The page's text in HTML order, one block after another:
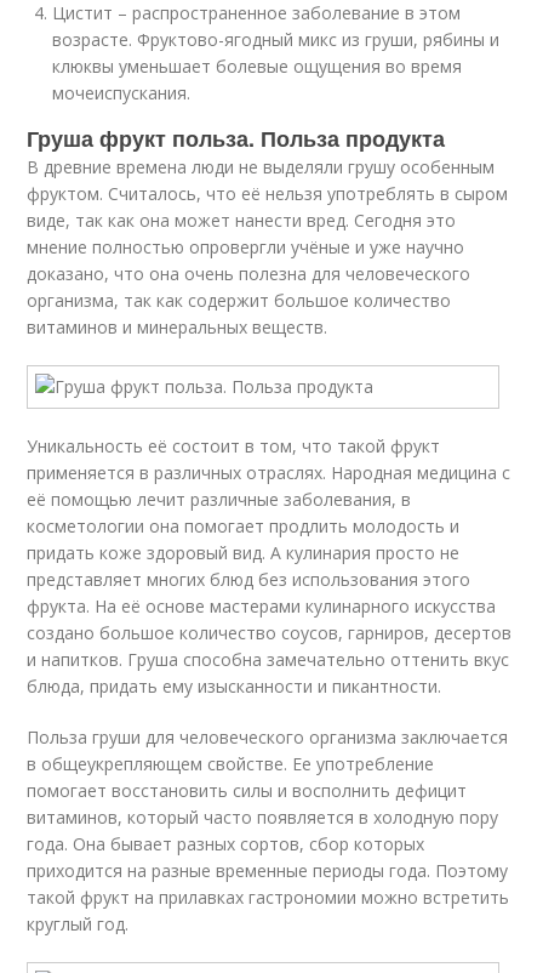
Цистит – распространенное заболевание в этом
возрасте. Фруктово-ягодный микс из груши, рябины и
клюквы уменьшает болевые ощущения во время
мочеиспускания.
Груша фрукт польза. Польза продукта
В древние времена люди не выделяли грушу особенным
фруктом. Считалось, что её нельзя употреблять в сыром
виде, так как она может нанести вред. Сегодня это
мнение полностью опровергли учёные и уже научно
доказано, что она очень полезна для человеческого
организма, так как содержит большое количество
витаминов и минеральных веществ.
Уникальность её состоит в том, что такой фрукт
применяется в различных отраслях. Народная медицина с
её помощью лечит различные заболевания, в
косметологии она помогает продлить молодость и
придать коже здоровый вид. А кулинария просто не
представляет многих блюд без использования этого
фрукта. На её основе мастерами кулинарного искусства
создано большое количество соусов, гарниров, десертов
и напитков. Груша способна замечательно оттенить вкус
блюда, придать ему изысканности и пикантности.
Польза груши для человеческого организма заключается
в общеукрепляющем свойстве. Ее употребление
помогает восстановить силы и восполнить дефицит
витаминов, который часто появляется в холодную пору
года. Она бывает разных сортов, сбор которых
приходится на разные временные периоды года. Поэтому
такой фрукт на прилавках гастрономии можно встретить
круглый год.